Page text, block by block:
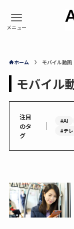
ホーム モバイル動画
モバイル
注目
のタ
グ
｜ #AI
#テ